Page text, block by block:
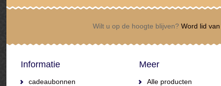
Wilt u op de hoogte blijven? Word lid
Informatie
cadeaubonnen
Meer
Alle producten